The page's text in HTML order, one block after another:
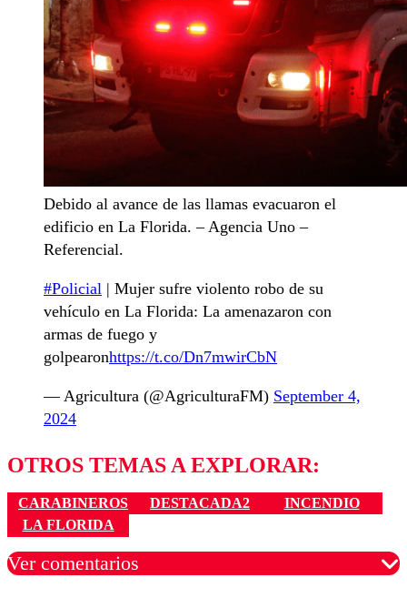
Debido al avance de las llamas evacuaron el
edificio en La Florida. – Agencia Uno –
Referencial.
#Policial | Mujer sufre violento robo de su
vehículo en La Florida: La amenazaron con
armas de fuego y
golpearonhttps://t.co/Dn7mwirCbN
— Agricultura (@AgriculturaFM) September 4,
2024
OTROS TEMAS A EXPLORAR:
CARABINEROS DESTACADA2
INCENDIO
LA FLORIDA
Ver comentarios